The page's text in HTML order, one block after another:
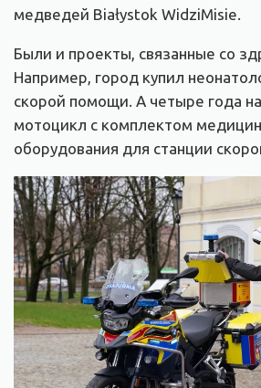
медведей Białystok WidziMisie.
Были и проекты, связанные со
Например, город купил
скорой помощи. А четыре года
мотоцикл с комплектом
оборудования для станции